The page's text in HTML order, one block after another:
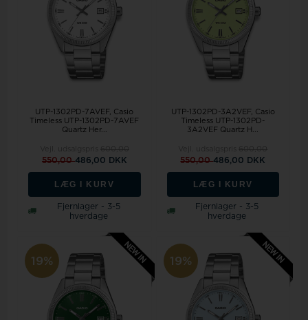
UTP-1302PD-7AVEF, Casio
Timeless UTP-1302PD-7AVEF
Quartz Her...
550,00486,00 DKK
LÆG I KURV
Fjernlager - 3-5
hverdage
UTP-1302PD-3A2VEF, Casio
Timeless UTP-1302PD-
3A2VEF Quartz H...
550,00486,00 DKK
LÆG I KURV
Fjernlager - 3-5
hverdage
19% 19%